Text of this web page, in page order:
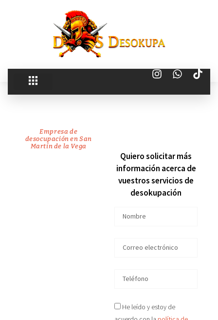
Empresa de
desocupación enSan
Martín de la Vega
recuperamosQuiero solicitar más
información acerca de
vuestros servicios de
desokupación
He leído y estoy de